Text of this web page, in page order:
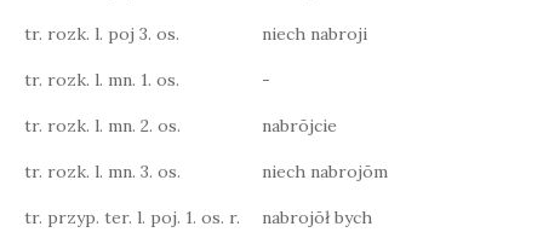
tr. rozk. l. poj 3. os. niech nabroji
tr. rozk. l. mn. 1. os. -
tr. rozk. l. mn. 2. os. nabrōjcie
tr. rozk. l. mn. 3. os. niech nabrojōm
tr. przyp. ter. l. poj. 1. os. r.
nabrojōł bych